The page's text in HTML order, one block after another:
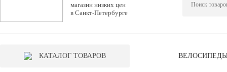
вот дешево
special price
магазин низких цен
в Санкт-Петербурге
КАТАЛОГ ТОВАРОВ